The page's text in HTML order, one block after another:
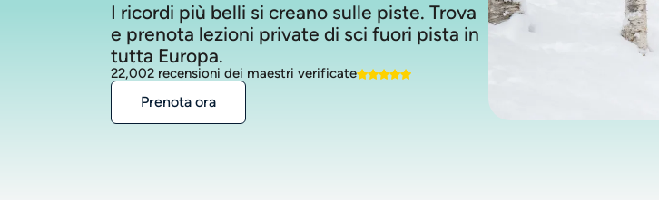
I ricordi più belli si creano sulle piste. Trova
e prenota lezioni private di sci fuori pista in
tutta Europa.
22,002 recensioni dei maestri verificate
Prenota ora